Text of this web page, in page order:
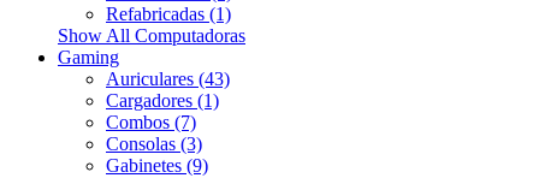
Refabricadas (1)
Show All Computadoras
Gaming
Auriculares (43)
Cargadores (1)
Combos (7)
Consolas (3)
Gabinetes (9)